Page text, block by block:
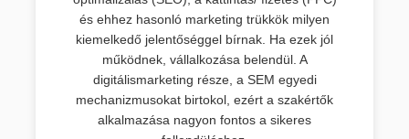
és ehhez hasonló marketing trükkök milyen
kiemelkedő jelentőséggel bírnak. Ha ezek jól
működnek, vállalkozása belendül. A
digitálismarketing része, a SEM egyedi
mechanizmusokat birtokol, ezért a szakértők
alkalmazása nagyon fontos a sikeres